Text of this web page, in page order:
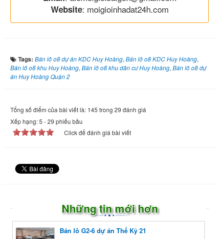
Website: moigioinhadat24h.com
Tags: Bán lô o8 dự án KDC Huy Hoàng, Bán lô o8 KDC Huy Hoàng,
Bán lô o8 khu Huy Hoàng, Bán lô o8 khu dân cư Huy Hoàng, Bán lô o8 dự
án Huy Hoàng Quận 2
Tổng số điểm của bài viết là: 145 trong 29 đánh giá
Xếp hạng:5 -29 phiếu bầu
Click để đánh giá bài viết
Những tin mới hơn
Bán lô G2-6 dự án Thế Kỷ 21